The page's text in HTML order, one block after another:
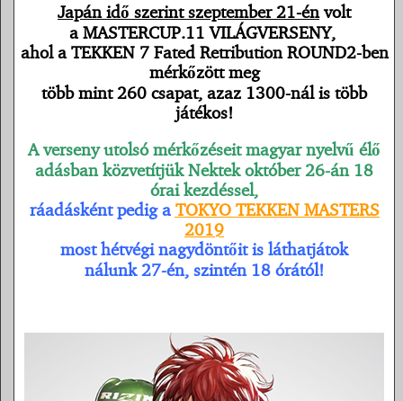
Japán idő szerint szeptember 21-énvolt
a MASTERCUP.11 VILÁGVERSENY,
ahol a TEKKEN 7 Fated Retribution ROUND2-ben
mérkőzött meg
több mint 260 csapat, azaz 1300-nál is több
játékos!
A verseny utolsó mérkőzéseitmagyar nyelvű élő
adásban közvetítjük Nektek október 26-án 18
órai kezdéssel,
ráadásként pedig a TOKYO TEKKEN MASTERS
2019
most hétvégi nagydöntőit is láthatjátok
nálunk 27-én, szintén 18 órától!